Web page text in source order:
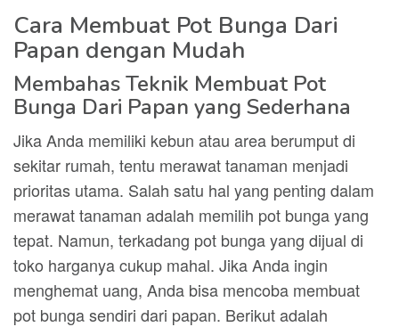
Cara Membuat Pot Bunga Dari
Papan dengan Mudah
Membahas Teknik Membuat Pot
Bunga Dari Papan yang Sederhana
Jika Anda memiliki kebun atau area berumput di
sekitar rumah, tentu merawat tanaman menjadi
prioritas utama. Salah satu hal yang penting dalam
merawat tanaman adalah memilih pot bunga yang
tepat. Namun, terkadang pot bunga yang dijual di
toko harganya cukup mahal. Jika Anda ingin
menghemat uang, Anda bisa mencoba membuat
pot bunga sendiri dari papan. Berikut adalah